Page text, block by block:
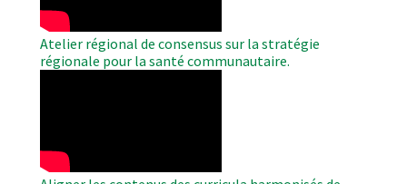
Atelier régional de consensus sur la stratégie
régionale pour la santé communautaire.